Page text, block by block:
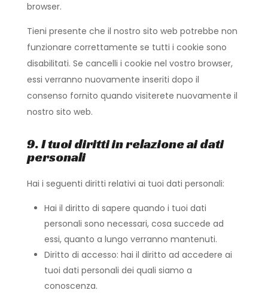
browser.
Tieni presente che il nostro sito web potrebbe non
funzionare correttamente se tutti i cookie sono
disabilitati. Se cancelli i cookie nel vostro browser,
essi verranno nuovamente inseriti dopo il
consenso fornito quando visiterete nuovamente il
nostro sito web.
9. I tuoi diritti in relazione ai dati
personali
Hai i seguenti diritti relativi ai tuoi dati personali:
Hai il diritto di sapere quando i tuoi dati
personali sono necessari, cosa succede ad
essi, quanto a lungo verranno mantenuti.
Diritto di accesso: hai il diritto ad accedere ai
tuoi dati personali dei quali siamo a
conoscenza.